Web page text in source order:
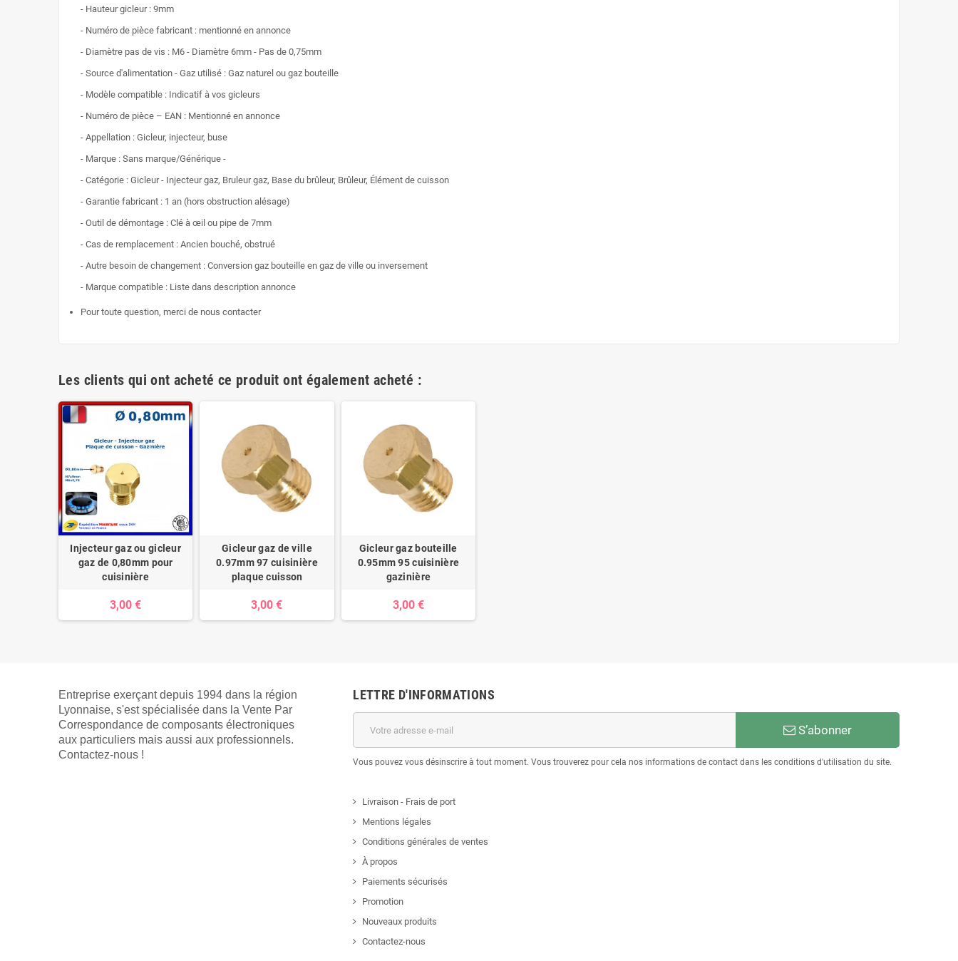
- Hauteur gicleur : 9mm
- Numéro de pièce fabricant : mentionné en annonce
- Diamètre pas de vis : M6 - Diamètre 6mm - Pas de 0,75mm
- Source d'alimentation - Gaz utilisé : Gaz naturel ou gaz bouteille
- Modèle compatible : Indicatif à vos gicleurs
- Numéro de pièce – EAN : Mentionné en annonce
- Appellation : Gicleur, injecteur, buse
- Marque : Sans marque/Générique -
- Catégorie : Gicleur - Injecteur gaz, Bruleur gaz, Base du brûleur, Brûleur, Élément de cuisson
- Garantie fabricant : 1 an (hors obstruction alésage)
- Outil de démontage : Clé à œil ou pipe de 7mm
- Cas de remplacement : Ancien bouché, obstrué
- Autre besoin de changement : Conversion gaz bouteille en gaz de ville ou inversement
- Marque compatible : Liste dans description annonce
Pour toute question, merci de nous contacter
Les clients qui ont acheté ce produit ont également acheté :
Injecteur gaz ou gicleur
gaz de 0,80mm pour
cuisinière
3,00 €
Gicleur gaz de ville
0.97mm 97 cuisinière
plaque cuisson
3,00 €
Gicleur gaz bouteille
0.95mm 95 cuisinière
gazinière
3,00 €
Entreprise exerçant depuis 1994 dans la région
Lyonnaise, s'est spécialisée dans la Vente Par
Correspondance de composants électroniques
aux particuliers mais aussi aux professionnels.
Contactez-nous !
LETTRE D'INFORMATIONS
S’abonner
Vous pouvez vous désinscrire à tout moment. Vous trouverez pour cela nos informations de contact dans les conditions d'utilisation du site.
Livraison - Frais de port
Mentions légales
Conditions générales de ventes
À propos
Paiements sécurisés
Promotion
Nouveaux produits
Contactez-nous